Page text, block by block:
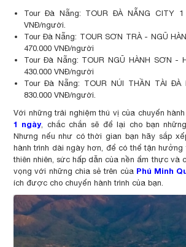
Tour Đà Nẵng: TOUR ĐÀ NẴNG CITY 1
VNĐ/người.
Tour Đà Nẵng: TOUR SƠN TRÀ - NGŨ
470.000 VNĐ/người
Tour Đà Nẵng: TOUR NGŨ HÀNH SƠN -
430.000 VNĐ/người
Tour Đà Nẵng: TOUR NÚI THẦN TÀI ĐÀ
830.000 VNĐ/người.
Với những trải nghiệm thú vị của chuyến hành
1 ngày, chắc chắn sẽ để lại cho bạn
Nhưng nếu như có thời gian bạn hãy sắp
hành trình dài ngày hơn, để có thể tận
thiên nhiên, sức hấp dẫn của nền ẩm thực và
vọng với những chia sẻ trên của Phú Minh
ích được cho chuyến hành trình của bạn.